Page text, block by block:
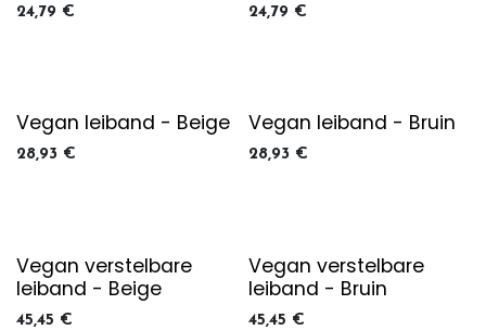
24,79 € 24,79 €
Vegan leiband - Beige
28,93 €
Vegan leiband - Bruin
28,93 €
Vegan verstelbare
leiband - Beige
45,45 €
Vegan verstelbare
leiband - Bruin
45,45 €